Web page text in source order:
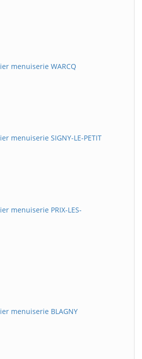
menuiserie WARCQ
menuiserie SIGNY-LE-PETIT
menuiserie PRIX-LES-
menuiserie BLAGNY